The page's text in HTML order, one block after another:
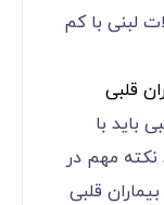
لبنی با کم
قلبی
باید با
مهم در
قلبی